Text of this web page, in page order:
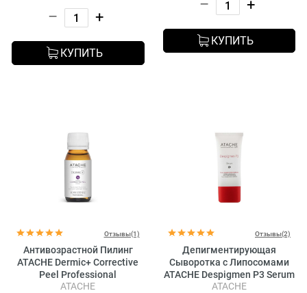
– +
КУПИТЬ
– +
КУПИТЬ
Отзывы(1)
Антивозрастной Пилинг
ATACHE Dermic+ Corrective
Peel Professional
ATACHE
Отзывы(2)
Депигментирующая
Сыворотка с Липосомами
ATACHE Despigmen P3 Serum
ATACHE